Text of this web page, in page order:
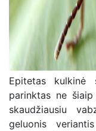
Epitetas kulkinė
parinktas ne
skaudžiausiu
geluonis